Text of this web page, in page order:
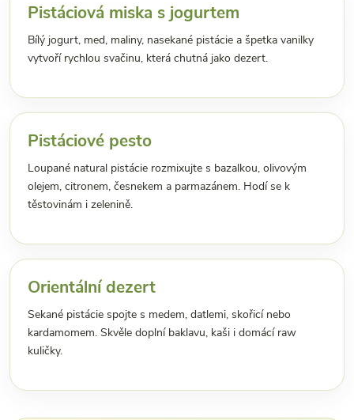
Pistáciová miska s jogurtem
Bílý jogurt, med, maliny, nasekané pistácie a špetka vanilky
vytvoří rychlou svačinu, která chutná jako dezert.
Pistáciové pesto
Loupané natural pistácie rozmixujte s bazalkou, olivovým
olejem, citronem, česnekem a parmazánem. Hodí se k
těstovinám i zelenině.
Orientální dezert
Sekané pistácie spojte s medem, datlemi, skořicí nebo
kardamomem. Skvěle doplní baklavu, kaši i domácí raw
kuličky.